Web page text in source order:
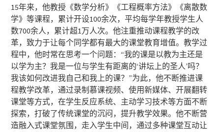
15年来，他教授《数学分析》《工程概率方法》《离散数
学》等课程，累计开设100余次，平均每学年教授学生人
数700余人，累计超1万人次。他注重推动课程教学的改
革，致力于让每个同学都有最大的课堂教育增值。教学过
程中，他时常在思考一个问题：“我的课是以教为主还是
以学为主？我是一位与学生有距离的‘讲坛上的圣人’吗？
我该如何改进我自己和我上的课？”为此，他不断推进课
程教学改革，通过录制慕课视频、使用新媒体、开展翻转
课堂等方式，在学生反应系统、主动学习技术等方面不断
探索，打破了传统课堂的沉闷，提升教学效果。他不断营
造融入式课堂氛围，走入学生中间，通过多种课堂互动让